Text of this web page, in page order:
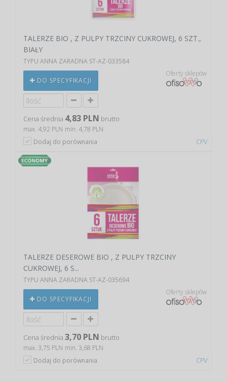
CPV:
TALERZE BIO , Z PULPY TRZCINY CUKROWEJ, 6 SZT.,
BIAŁY
TYPU ANNA ZARADNA ST-AZ-033584
DO SPECYFIKACJI
Oferty sklepów
Cena średnia 4,83 PLN brutto
max. 4,92 PLN min. 4,78 PLN
Dodaj do porównania
CPV:
TALERZE DESEROWE BIO , Z PULPY TRZCINY
CUKROWEJ, 6 S...
TYPU ANNA ZARADNA ST-AZ-035694
DO SPECYFIKACJI
Oferty sklepów
Cena średnia 3,70 PLN brutto
max. 3,75 PLN min. 3,68 PLN
Dodaj do porównania